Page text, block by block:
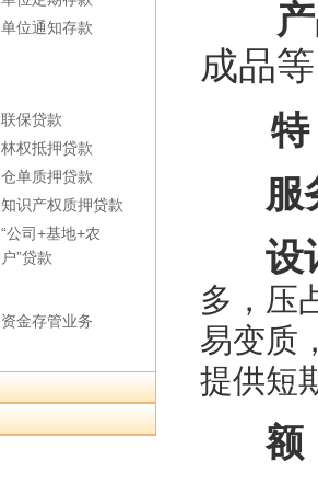
单位通知存款
联保贷款
林权抵押贷款
仓单质押贷款
知识产权质押贷款
“公司+基地+农
户”贷款
资金存管业务
产
成品
服
设
多，压
易变质
提供短